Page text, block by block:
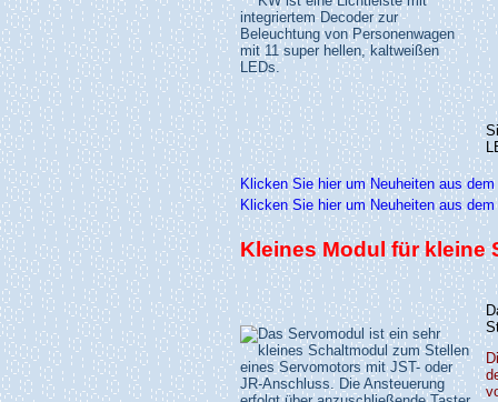
Klicken Sie hier um Neuheiten aus
Klicken Sie hier um Neuheiten aus
Kleines Modul für kleine